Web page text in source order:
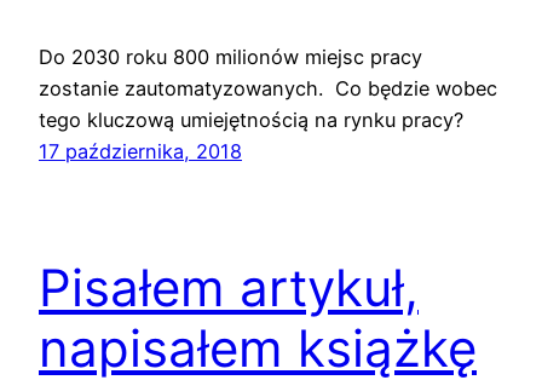
Do 2030 roku 800 milionów miejsc pracy
zostanie zautomatyzowanych. Co będzie wobec
tego kluczową umiejętnością na rynku pracy?
17 października, 2018
Pisałem artykuł,
napisałem książkę